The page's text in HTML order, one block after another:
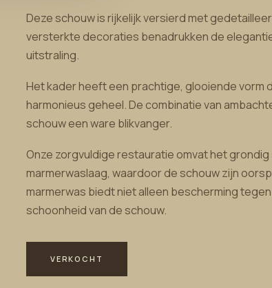
Deze schouw is rijkelijk versierd met
versterkte decoraties benadrukken de
uitstraling.
Het kader heeft een prachtige, glooiende vorm
harmonieus geheel. De combinatie van
schouw een ware blikvanger.
Onze zorgvuldige restauratie omvat het
marmerwaslaag, waardoor de schouw zijn
marmerwas biedt niet alleen bescherming
schoonheid van de schouw.
VERKOCHT